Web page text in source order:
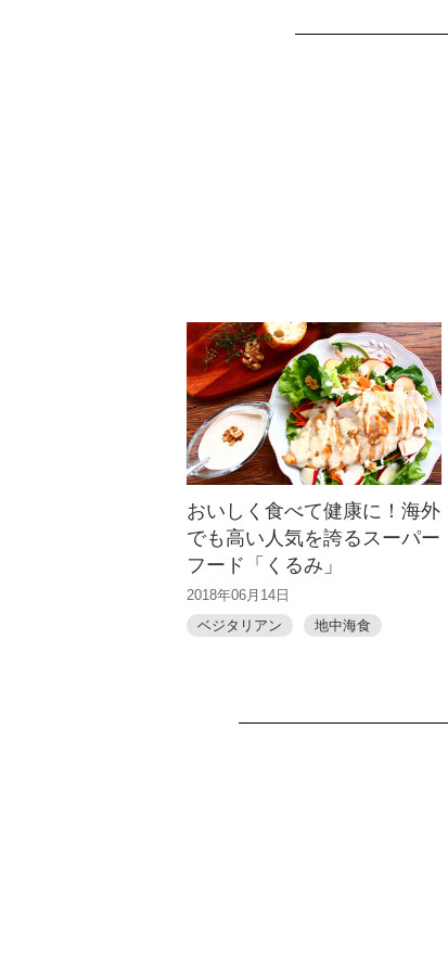
おいしく食べて健康に！海外
でも高い人気を誇るスーパー
フード「くるみ」
2018年06月14日
ベジタリアン
地中海食